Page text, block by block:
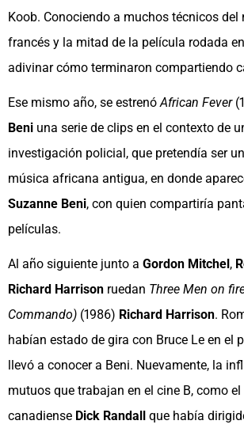
Koob. Conociendo a muchos técnicos del
francés y la mitad de la película rodada
adivinar cómo terminaron compartiendo
Ese mismo año, se estrenó African Fever
Beni una serie de clips en el contexto de
investigación policial, que pretendía ser
música africana antigua, en donde
Suzanne Beni, con quien compartiría
películas.
Al año siguiente junto a Gordon Mitchel,
Richard Harrison ruedan Three Men on
Commando) (1986) Richard Harrison.
habían estado de gira con Bruce Le en el
llevó a conocer a Beni. Nuevamente, la
mutuos que trabajan en el cine B, como
canadiense Dick Randall que había